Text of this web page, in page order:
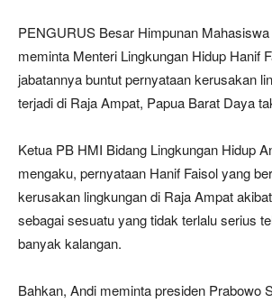
PENGURUS Besar Himpunan
meminta Menteri Lingkungan Hidup Hanif
jabatannya buntut pernyataan kerusakan
terjadi di Raja Ampat, Papua Barat Daya
Ketua PB HMI Bidang Lingkungan Hidup
mengaku, pernyataan Hanif Faisol yang
kerusakan lingkungan di Raja Ampat
sebagai sesuatu yang tidak terlalu serius
banyak kalangan.
Bahkan, Andi meminta presiden Prabowo